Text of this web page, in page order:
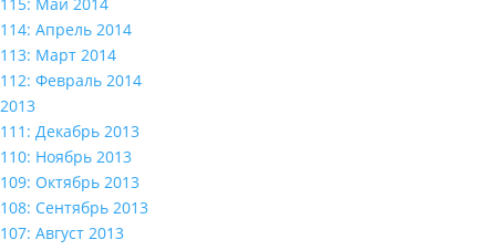
114: Апрель 2014
113: Март 2014
112: Февраль 2014
2013
111: Декабрь 2013
110: Ноябрь 2013
109: Октябрь 2013
108: Сентябрь 2013
107: Август 2013